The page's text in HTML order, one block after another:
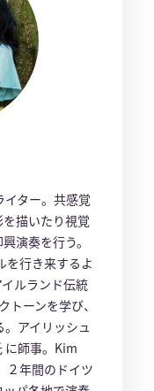
イター。共感覚
描いたり視覚
演奏を行う。
を行き来するよ
ルランド伝統
ーンを学び、
アイリッシュ
に師事。Kim
２年間のドイツ